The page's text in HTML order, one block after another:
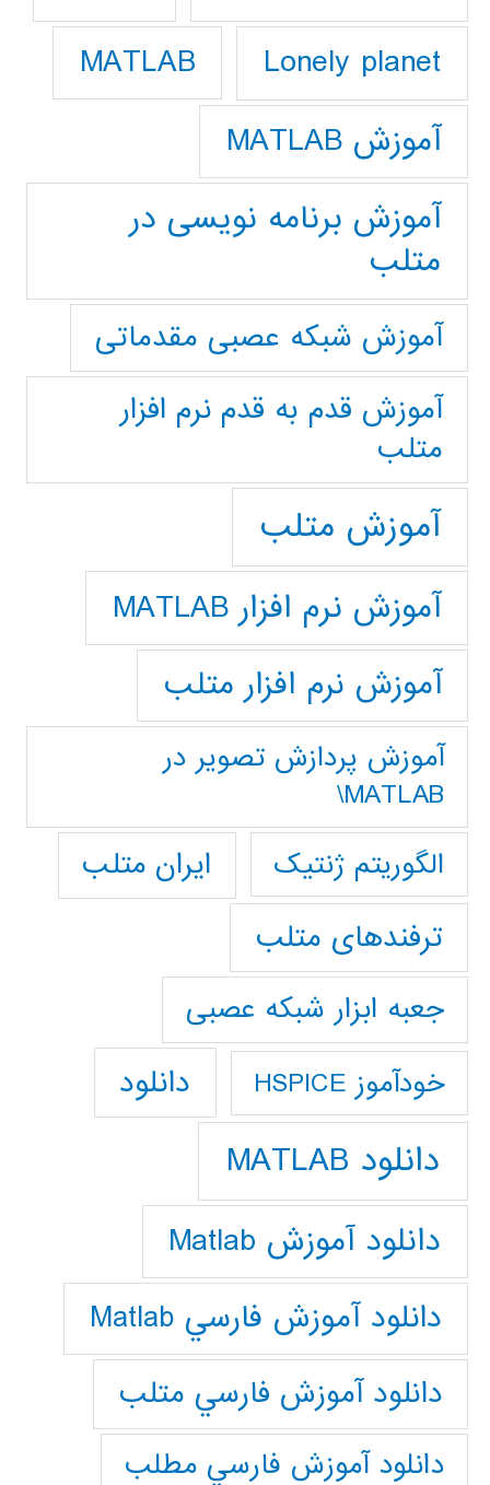
Lonely planet
MATLAB
آموزش MATLAB
آموزش برنامه نویسی در
متلب
آموزش شبکه عصبی مقدماتی
آموزش قدم به قدم نرم افزار
متلب
آموزش متلب
آموزش نرم افزار MATLAB
آموزش نرم افزار متلب
آموزش پردازش تصوير در
MATLAB\
الگوریتم ژنتیک
ایران متلب
ترفندهای متلب
جعبه ابزار شبکه عصبی
خودآموز HSPICE دانلود
دانلود MATLAB
دانلود آموزش Matlab
دانلود آموزش فارسي Matlab
دانلود آموزش فارسي متلب
دانلود آموزش فارسي مطلب